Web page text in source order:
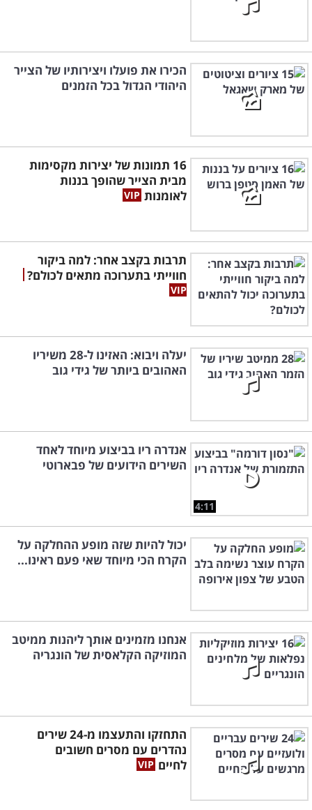
הכירו את פועלו ויצירותיו של הצייר
היהודי הגדול בכל הזמנים
16 תמונות של יצירות מקסימות
מבית הצייר שהופך בננות
לאומנות
תרבות בקצב אחר: למה ביקור
חווייתי בתערוכה מתאים לכולם?
יעלה ויבוא: האזינו ל-28 משיריו
האהובים ביותר של גידי גוב
4:11
אנדרה ריו בביצוע מיוחד לאחד
השירים הידועים של פבארוטי
יכול להיות שזה מופע ההחלקה על
הקרח הכי מיוחד שאי פעם ראינו...
אנחנו מזמינים אותך ליהנות ממיטב
המוזיקה הקלאסית של הונגריה
התחזקו והתעצמו מ-24 שירים
נהדרים עם מסרים חשובים
לחיים